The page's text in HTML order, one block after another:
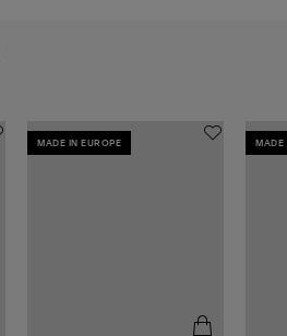
MADE IN EUROPE MADE